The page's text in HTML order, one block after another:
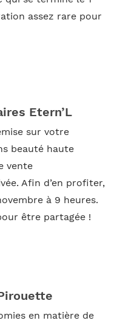
assez rare pour
Etern’L
sur votre
beauté haute
vente
Afin d’en profiter,
à 9 heures.
être partagée !
en matière de